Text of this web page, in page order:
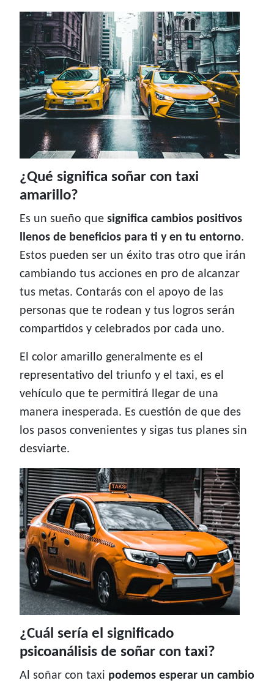
¿Qué significa soñar con taxi
amarillo?
Es un sueño que significa cambios positivos
llenos de beneficios para ti y en tu entorno.
Estos pueden ser un éxito tras otro que irán
cambiando tus acciones en pro de alcanzar
tus metas. Contarás con el apoyo de las
personas que te rodean y tus logros serán
compartidos y celebrados por cada uno.
El color amarillo generalmente es el
representativo del triunfo y el taxi, es el
vehículo que te permitirá llegar de una
manera inesperada. Es cuestión de que des
los pasos convenientes y sigas tus planes sin
desviarte.
¿Cuál sería el significado
psicoanálisis de soñar con taxi?
Al soñar con taxi podemos esperar un cambio